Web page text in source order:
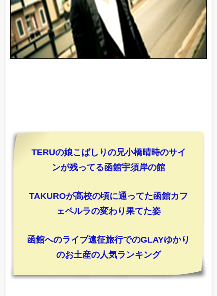
TERUの娘こばしりの兄小橋晴時のサイ
ンが残ってる函館宇須岸の館
TAKUROが高校の頃に通ってた函館カフ
ェペルラの変わり果てた姿
函館へのライブ遠征旅行でのGLAYゆかり
のお土産の人気ランキング